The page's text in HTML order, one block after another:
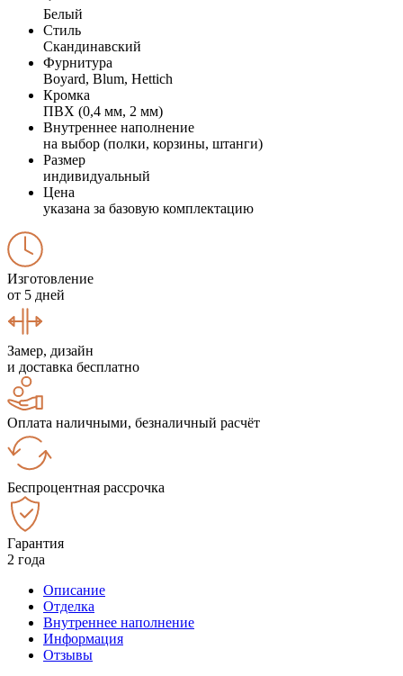
Белый
Стиль
Скандинавский
Фурнитура
Boyard, Blum, Hettich
Кромка
ПВХ (0,4 мм, 2 мм)
Внутреннее наполнение
на выбор (полки, корзины, штанги)
Размер
индивидуальный
Цена
указана за базовую комплектацию
Изготовление
от 5 дней
Замер, дизайн
и доставка бесплатно
Оплата наличными, безналичный расчёт
Беспроцентная рассрочка
Гарантия
2 года
Описание
Отделка
Внутреннее наполнение
Информация
Отзывы